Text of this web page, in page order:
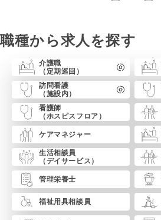
職種から求人を探す
介護職
（定期巡回）
訪問看護
（施設内）
看護師
（ホスピスフロア）
ケアマネジャー
生活相談員
（デイサービス）
管理栄養士
福祉用具相談員